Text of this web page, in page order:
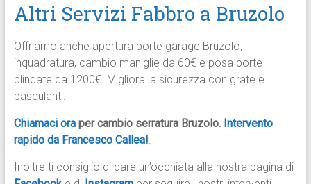
Altri Servizi Fabbro a Bruzolo
Offriamo anche apertura porte garage Bruzolo,
inquadratura, cambio maniglie da 60€ e posa porte
blindate da 1200€. Migliora la sicurezza con grate e
basculanti.
Chiamaci oraper cambio serratura Bruzolo. Intervento
rapido da Francesco Callea!.
Inoltre ti consiglio di dare un’occhiata alla nostra pagina di